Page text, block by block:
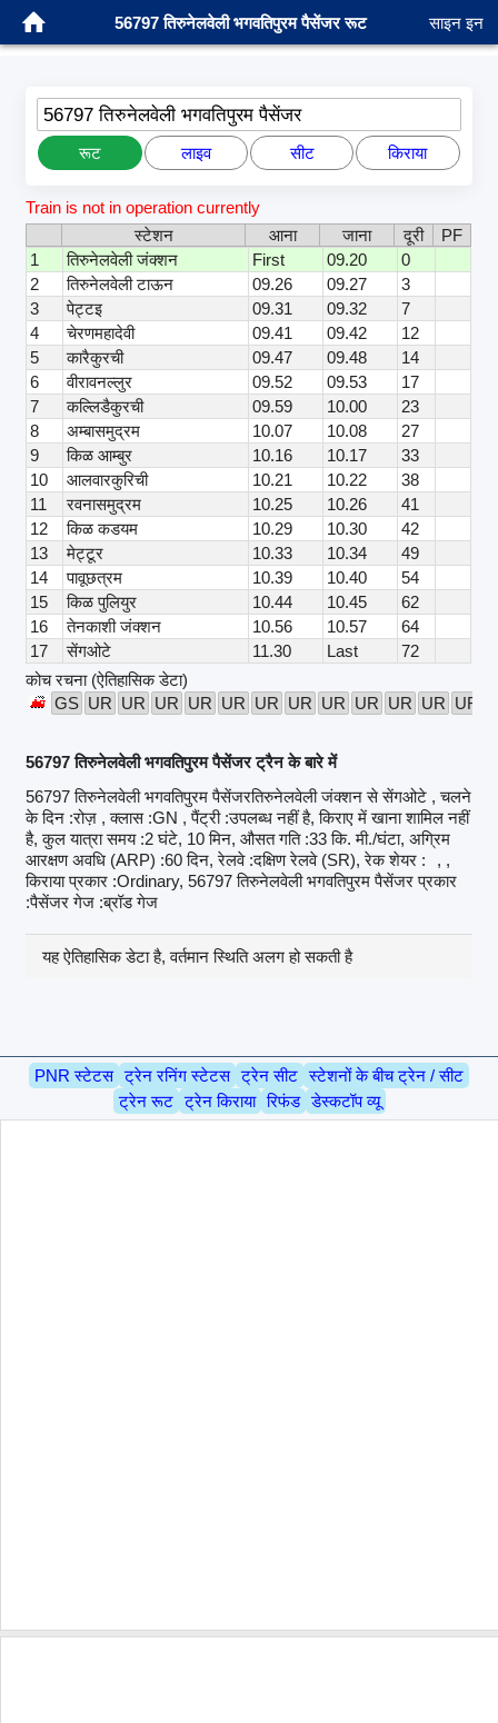
56797 तिरुनेलवेली भगवतिपुरम पैसेंजर रूट साइन इन
56797 तिरुनेलवेली भगवतिपुरम पैसेंजर
रूट लाइव सीट किराया
Train is not in operation currently
स्टेशन
आना जाना दूरी
PF
1
तिरुनेलवेली जंक्शन First 09.20
0
2
तिरुनेलवेली टाऊन 09.26 09.27
3
3
पेट्टइ 09.31 09.32
7
4
चेरणमहादेवी 09.41 09.42
12
5
कारैकुरची 09.47 09.48
14
6
वीरावनल्लुर 09.52 09.53
17
7
कल्लिडैकुरची 09.59 10.00
23
8
अम्बासमुद्रम 10.07 10.08
27
9
किळ आम्बुर 10.16 10.17
33
10
आलवारकुरिची 10.21 10.22
38
11
रवनासमुद्रम 10.25 10.26
41
12
किळ कडयम 10.29 10.30
42
13
मेट्टूर 10.33 10.34
49
14
पावूछत्रम 10.39 10.40
54
15
किळ पुलियुर 10.44 10.45
62
16
तेनकाशी जंक्शन 10.56 10.57
64
17
सेंगओटे 11.30 Last
72
कोच रचना (ऐतिहासिक डेटा)
GS UR UR UR UR UR UR UR UR UR UR UR UR
56797 तिरुनेलवेली भगवतिपुरम पैसेंजर ट्रैन के बारे में
56797 तिरुनेलवेली भगवतिपुरम पैसेंजरतिरुनेलवेली जंक्शन से सेंगओटे , चलने
के दिन :रोज़ , क्लास :GN , पैंट्री :उपलब्ध नहीं है, किराए में खाना शामिल नहीं
है, कुल यात्रा समय :2 घंटे, 10 मिन, औसत गति :33 कि. मी./घंटा, अग्रिम
आरक्षण अवधि (ARP) :60 दिन, रेलवे :दक्षिण रेलवे (SR), रेक शेयर :
, ,
किराया प्रकार :Ordinary, 56797 तिरुनेलवेली भगवतिपुरम पैसेंजर प्रकार
:पैसेंजर गेज :ब्रॉड गेज
यह ऐतिहासिक डेटा है, वर्तमान स्थिति अलग हो सकती है
PNR स्टेटस ट्रेन रनिंग स्टेटस ट्रेन सीट स्टेशनों के बीच ट्रेन / सीट
ट्रेन रूट ट्रेन किराया रिफंड डेस्कटॉप व्यू